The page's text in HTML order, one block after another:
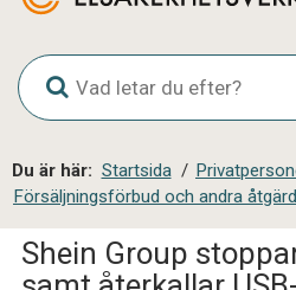
G
l
o
a
l
s
i
t
Du är här: Startsida /
Försäljningsförbud och andra
Shein Group